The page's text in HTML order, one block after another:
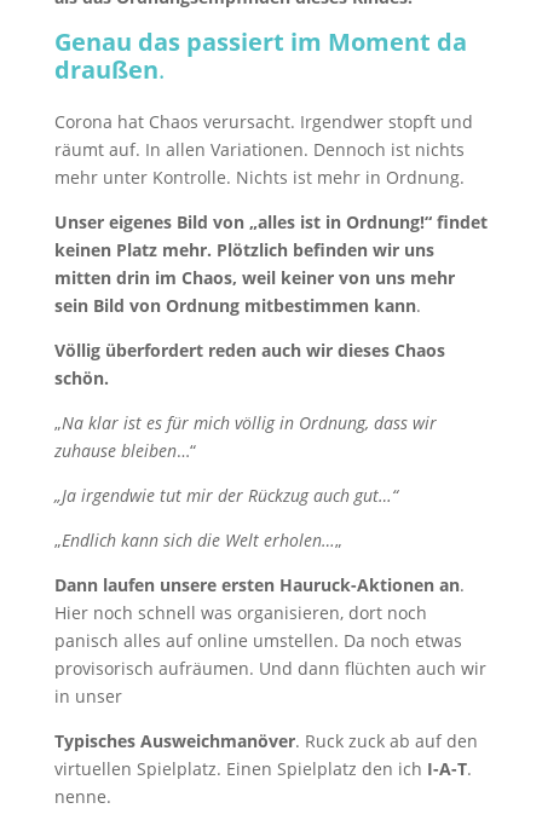
Genau das passiert im Moment da
draußen.
Corona hat Chaos verursacht. Irgendwer stopft und
räumt auf. In allen Variationen. Dennoch ist nichts
mehr unter Kontrolle. Nichts ist mehr in Ordnung.
Unser eigenes Bild von „alles ist in Ordnung!“ findet
keinen Platz mehr. Plötzlich befinden wir uns
mitten drin im Chaos, weil keiner von uns mehr
sein Bild von Ordnung mitbestimmen kann.
Völlig überfordert reden auch wir dieses Chaos
schön.
„Na klar ist es für mich völlig in Ordnung, dass wir
zuhause bleiben…“
„Ja irgendwie tut mir der Rückzug auch gut…“
„Endlich kann sich die Welt erholen…„
Dann laufen unsere ersten Hauruck-Aktionen an.
Hier noch schnell was organisieren, dort noch
panisch alles auf online umstellen. Da noch etwas
provisorisch aufräumen. Und dann flüchten auch wir
in unser
Typisches Ausweichmanöver. Ruck zuck ab auf den
virtuellen Spielplatz. Einen Spielplatz den ich I-A-T.
nenne.